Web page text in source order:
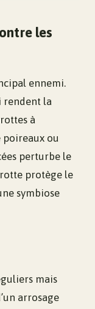
les
ennemi.
rendent la
à
poireaux ou
perturbe le
protège le
symbiose
mais
arrosage